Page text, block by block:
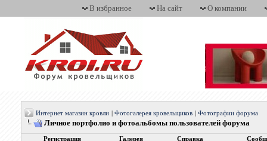
В избранное На сайт О компании
Интернет магазин кровли Фотогалерея кровельщиков Фотографии форума
Личное портфолио и фотоальбомы пользователей форума
Регистрация Галерея Справка